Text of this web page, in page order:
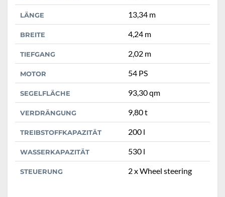
LÄNGE 13,34 m
BREITE 4,24 m
TIEFGANG 2,02 m
MOTOR 54 PS
SEGELFLÄCHE 93,30 qm
VERDRÄNGUNG 9,80 t
TREIBSTOFFKAPAZITÄT 200 l
WASSERKAPAZITÄT 530 l
STEUERUNG 2 x Wheel steering